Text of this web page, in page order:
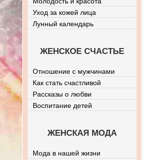
Уход за кожей лица
Лунный календарь
ЖЕНСКОЕ СЧАСТЬЕ
Отношение с мужчинами
Как стать счастливой
Рассказы о любви
Воспитание детей
ЖЕНСКАЯ МОДА
Мода в нашей жизни